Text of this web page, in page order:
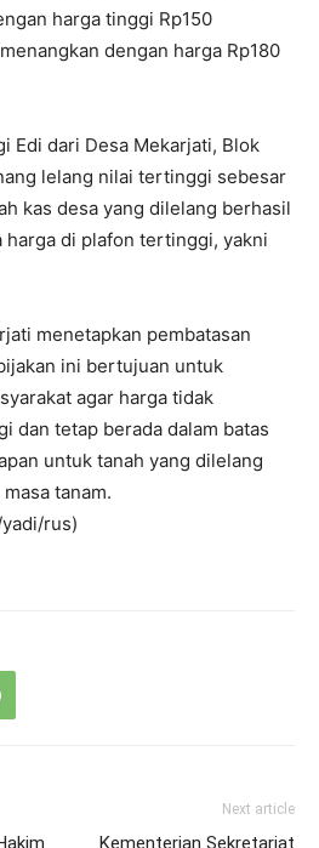
harga tinggi Rp150
dengan harga Rp180
Edi dari Desa Mekarjati, Blok
lelang nilai tertinggi sebesar
kas desa yang dilelang berhasil
di plafon tertinggi, yakni
menetapkan pembatasan
ini bertujuan untuk
agar harga tidak
dan tetap berada dalam batas
untuk tanah yang dilelang
tanam.
rus)
Next article
Kementerian Sekretariat